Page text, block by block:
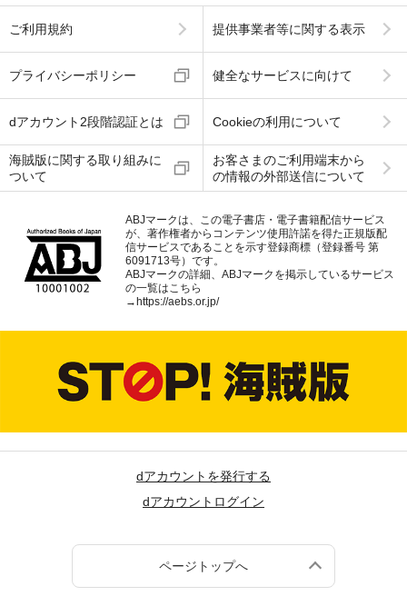
ご利用規約 提供事業者等に関する表示
プライバシーポリシー 健全なサービスに向けて
dアカウント2段階認証とは Cookieの利用について
海賊版に関する取り組みに
ついて
お客さまのご利用端末から
の情報の外部送信について
ABJマークは、この電子書店・電子書籍配信サービス
が、著作権者からコンテンツ使用許諾を得た正規版配
信サービスであることを示す登録商標（登録番号 第
6091713号）です。
ABJマークの詳細、ABJマークを掲示しているサービス
の一覧はこちら
→https://aebs.or.jp/
dアカウントを発行する
dアカウントログイン
ページトップへ